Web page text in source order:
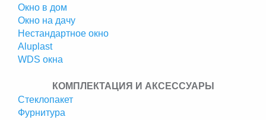
Окно в дом
Окно на дачу
Нестандартное окно
Аluplast
WDS окна
КОМПЛЕКТАЦИЯ И АКСЕССУАРЫ
Стеклопакет
Фурнитура